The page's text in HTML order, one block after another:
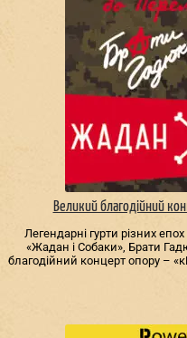
Великий благодійний
Легендарні гурти різних
«Жадан і Собаки», Брати
благодійний концерт опору –